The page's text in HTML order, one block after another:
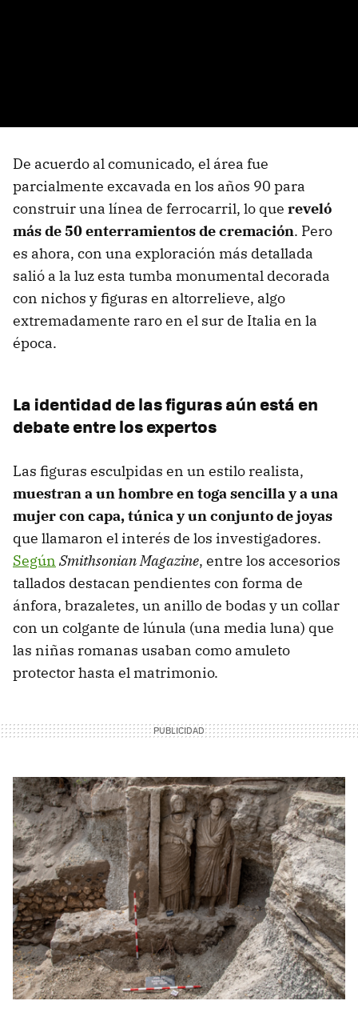
De acuerdo al comunicado, el área fue
parcialmente excavada en los años 90 para
construir una línea de ferrocarril, lo que reveló
más de 50 enterramientos de cremación. Pero
es ahora, con una exploración más detallada
salió a la luz esta tumba monumental decorada
con nichos y figuras en altorrelieve, algo
extremadamente raro en el sur de Italia en la
época.
La identidad de las figuras aún está en
debate entre los expertos
Las figuras esculpidas en un estilo realista,
muestran a un hombre en toga sencilla y a una
mujer con capa, túnica y un conjunto de joyas
que llamaron el interés de los investigadores.
Según Smithsonian Magazine, entre los accesorios
tallados destacan pendientes con forma de
ánfora, brazaletes, un anillo de bodas y un collar
con un colgante de lúnula (una media luna) que
las niñas romanas usaban como amuleto
protector hasta el matrimonio.